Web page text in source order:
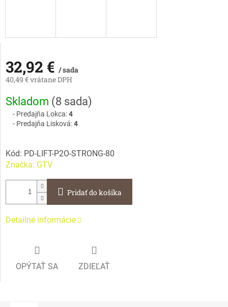
32,92 € / sada
40,49 € vrátane DPH
Jednotková
cena:
Skladom (8 sada)
Predajňa Lokca:4
Predajňa Lisková:4
Kód: PD-LIFT-P2O-STRONG-80
Značka: GTV
Pridať do košíka
Detailné informácie
OPÝTAŤ SA ZDIEĽAŤ